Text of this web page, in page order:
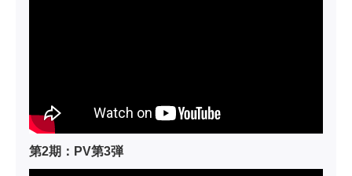
第2期：PV第3弾